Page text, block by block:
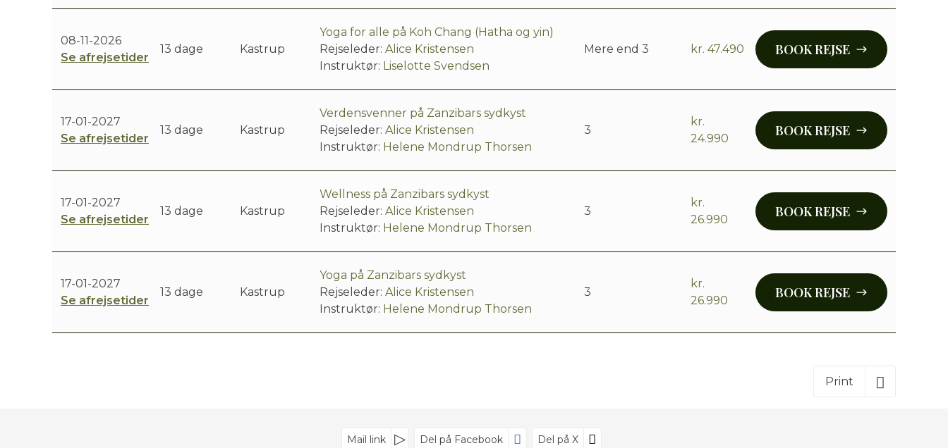
08-11-2026
Se afrejsetider
13 dage Kastrup
Yoga for alle på Koh Chang (Hatha og yin)
Rejseleder: Alice Kristensen
Instruktør: Liselotte Svendsen
Mere end 3 kr. 47.490 BOOK REJSE
17-01-2027
Se afrejsetider
13 dage Kastrup
Verdensvenner på Zanzibars sydkyst
Rejseleder: Alice Kristensen
Instruktør: Helene Mondrup Thorsen
3
kr.
24.990
BOOK REJSE
17-01-2027
Se afrejsetider
13 dage Kastrup
Wellness på Zanzibars sydkyst
Rejseleder: Alice Kristensen
Instruktør: Helene Mondrup Thorsen
3
kr.
26.990
BOOK REJSE
17-01-2027
Se afrejsetider
13 dage Kastrup
Yoga på Zanzibars sydkyst
Rejseleder: Alice Kristensen
Instruktør: Helene Mondrup Thorsen
3
kr.
26.990
BOOK REJSE
Print
Mail link Del på Facebook Del på X